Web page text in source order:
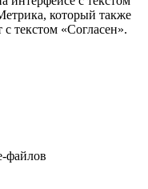
который также
текстом «Согласен».
файлов